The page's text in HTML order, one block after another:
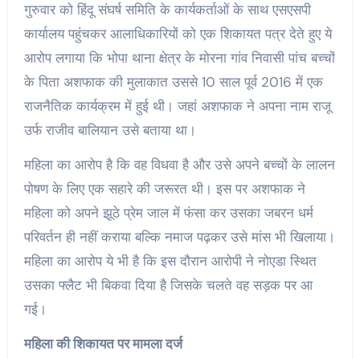
गुरुवार को हिंदू संघर्ष समिति के कार्यकर्ताओं के साथ एसएसपी
कार्यालय पहुंचकर आलाधिकारियों को एक शिकायत पत्र देते हुए ये
आरोप लगाया कि भोपा थाना क्षेत्र के मोरना गांव निवासी पांच बच्चों
के पिता अशफाक की मुलाकात उससे 10 साल पूर्व 2016 में एक
राजनैतिक कार्यक्रम में हुई थी। जहां अशफाक ने अपना नाम राजू
उर्फ राजीव बालियान उसे बताया था।
महिला का आरोप है कि वह विधवा है और उसे अपने बच्चों के लालन
पोषण के लिए एक सहारे की जरूरत थी। इस पर अशफाक ने
महिला को अपने झूठे प्रेम जाल में फंसा कर उसका जबरन धर्म
परिवर्तन ही नहीं कराया बल्कि नमाज पढ़कर उसे मांस भी खिलाया।
महिला का आरोप ये भी है कि इस दौरान आरोपी ने नोएडा स्थित
उसका फ्लैट भी बिकवा दिया है जिसके चलते वह सड़क पर आ
गई।
महिला की शिकायत पर मामला दर्ज